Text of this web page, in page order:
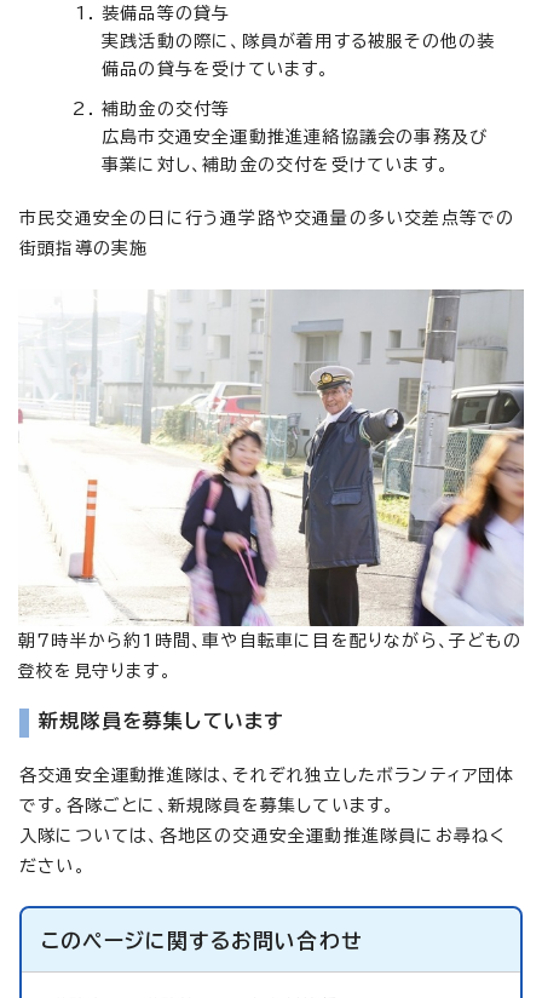
装備品等の貸与
実践活動の際に、隊員が着用する被服その他の装
備品の貸与を受けています。
補助金の交付等
広島市交通安全運動推進連絡協議会の事務及び
事業に対し、補助金の交付を受けています。
市民交通安全の日に行う通学路や交通量の多い交差点等での
街頭指導の実施
朝7時半から約1時間、車や自転車に目を配りながら、子どもの
登校を見守ります。
新規隊員を募集しています
各交通安全運動推進隊は、それぞれ独立したボランティア団体
です。各隊ごとに、新規隊員を募集しています。
入隊については、各地区の交通安全運動推進隊員にお尋ねく
ださい。
このページに関するお問い合わせ